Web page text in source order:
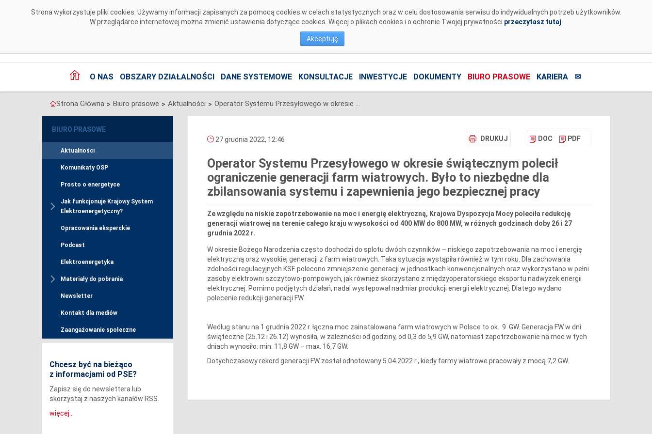
Strona wykorzystuje pliki cookies. Używamy informacji zapisanych za pomocą cookies w celach statystycznych oraz w celu dostosowania serwisu do indywidualnych potrzeb użytkowników.
W przeglądarce internetowej można zmienić ustawienia dotyczące cookies. Więcej o plikach cookies i o ochronie Twojej prywatności przeczytasz tutaj
Akceptuję
O NAS OBSZARY DZIAŁALNOŚCI DANE SYSTEMOWE KONSULTACJE INWESTYCJE DOKUMENTY BIURO PRASOWE KARIERA ✉
Strona Główna > Biuro prasowe > Aktualności > Operator Systemu Przesyłowego w okresie świątecznym polecił ograniczenie generacji farm wiatrowych. Było to niezbędne dla zbilansowania systemu i zapewnienia jego bezpiecznej pracy
BIURO PRASOWE
Aktualności
Komunikaty OSP
Prosto o energetyce
Jak funkcjonuje Krajowy System
Elektroenergetyczny?
Opracowania eksperckie
Podcast
Elektroenergetyka
Materiały do pobrania
Newsletter
Kontakt dla mediów
Zaangażowanie społeczne
Chcesz być na bieżąco
z informacjami od PSE?
Zapisz się do newslettera lub
skorzystaj z naszych kanałów RSS.
więcej...
DRUKUJ DOC PDF
27 grudnia 2022, 12:46
Operator Systemu Przesyłowego w okresie świątecznym polecił
ograniczenie generacji farm wiatrowych. Było to niezbędne dla
zbilansowania systemu i zapewnienia jego bezpiecznej pracy
Ze względu na niskie zapotrzebowanie na moc i energię elektryczną, Krajowa Dyspozycja Mocy poleciła redukcję
generacji wiatrowej na terenie całego kraju w wysokości od 400 MW do 800 MW, w różnych godzinach doby 26 i 27
grudnia 2022 r.
W okresie Bożego Narodzenia często dochodzi do splotu dwóch czynników – niskiego zapotrzebowania na moc i energię
elektryczną oraz wysokiej generacji z farm wiatrowych. Taka sytuacja wystąpiła również w tym roku. Dla zachowania
zdolności regulacyjnych KSE polecono zmniejszenie generacji w jednostkach konwencjonalnych oraz wykorzystano w pełni
zasoby elektrowni szczytowo-pompowych, jak również skorzystano z międzyoperatorskiego eksportu nadwyżek energii
elektrycznej. Pomimo podjętych działań, nadal występował nadmiar produkcji energii elektrycznej. Dlatego wydano
polecenie redukcji generacji FW.
Według stanu na 1 grudnia 2022 r. łączna moc zainstalowana farm wiatrowych w Polsce to ok. 9 GW. Generacja FW w dni
świąteczne (25.12 i 26.12) wynosiła, w zależności od godziny, od 0,3 do 5,9 GW, natomiast zapotrzebowanie na moc w tych
dniach wynosiło: min. 11,8 GW – max. 16,7 GW.
Dotychczasowy rekord generacji FW został odnotowany 5.04.2022 r., kiedy farmy wiatrowe pracowały z mocą 7,2 GW.